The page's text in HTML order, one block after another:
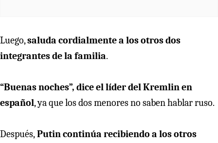
Luego,saluda cordialmente a los otros dos
integrantes de la familia.
“Buenas noches”, dice el líder del Kremlin en
español, ya que los dos menores no saben hablar ruso.
Después,Putin continúa recibiendo a los otros